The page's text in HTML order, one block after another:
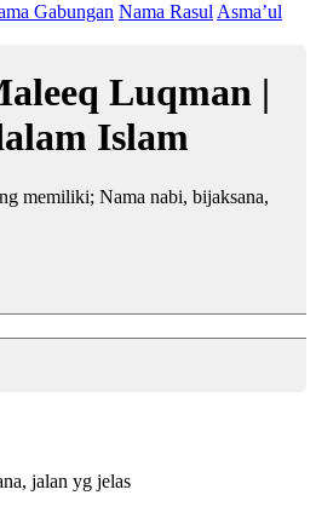
Gabungan Nama Rasul Asma’ul
Luqman |
Islam
memiliki; Nama nabi, bijaksana,
jalan yg jelas